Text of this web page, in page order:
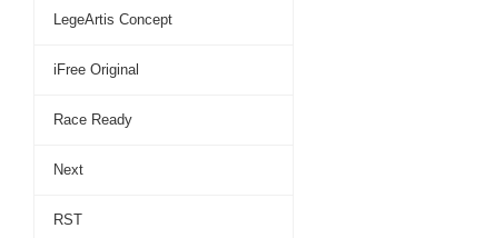
LegeArtis Concept
iFree Original
Race Ready
Next
RST